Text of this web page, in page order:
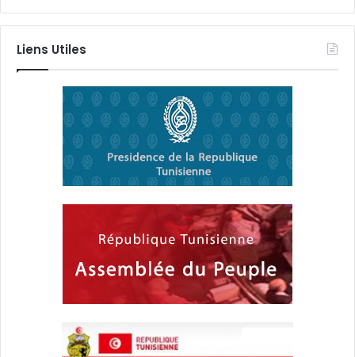
Liens Utiles